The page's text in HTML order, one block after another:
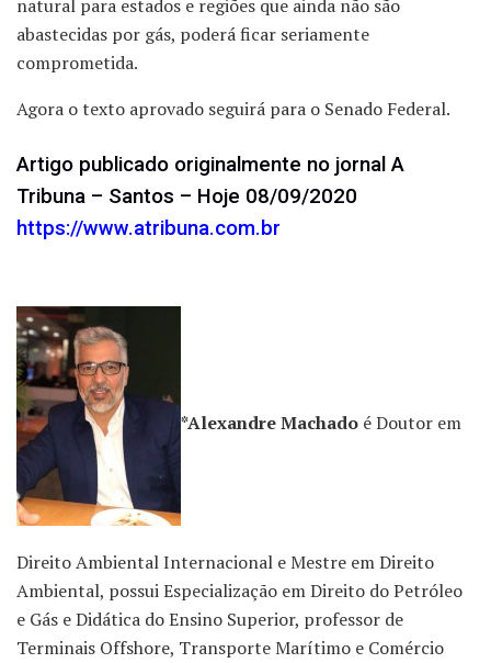
natural para estados e regiões que ainda não são
abastecidas por gás, poderá ficar seriamente
comprometida.
Agora o texto aprovado seguirá para o Senado Federal.
Artigo publicado originalmente no jornal A
Tribuna – Santos – Hoje 08/09/2020
https://www.atribuna.com.br
*Alexandre Machado é Doutor em
Direito Ambiental Internacional e Mestre em Direito
Ambiental, possui Especialização em Direito do Petróleo
e Gás e Didática do Ensino Superior, professor de
Terminais Offshore, Transporte Marítimo e Comércio